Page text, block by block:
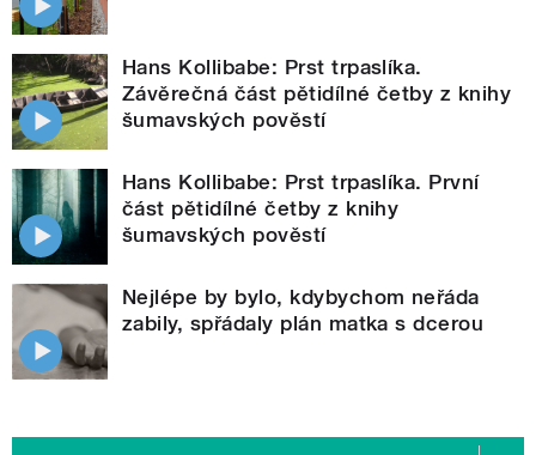
Hans Kollibabe: Prst trpaslíka.
Závěrečná část pětidílné četby z knihy
šumavských pověstí
Hans Kollibabe: Prst trpaslíka. První
část pětidílné četby z knihy
šumavských pověstí
Nejlépe by bylo, kdybychom neřáda
zabily, spřádaly plán matka s dcerou